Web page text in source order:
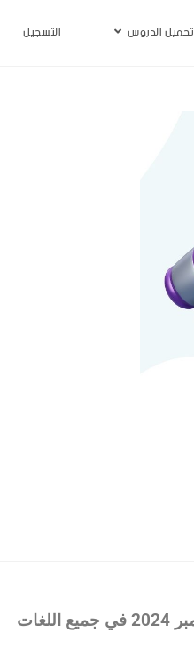
تحميل الدروس التسجيل
علن مركز التعليم المكثف للغات عن تمديد فترة التسجيلات الخاصة بدورة سبتمبر 2024 في جميع اللغات